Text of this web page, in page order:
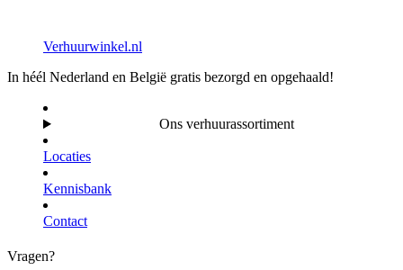
Verhuurwinkel.nl
In héél Nederland en België gratis bezorgd en opgehaald!
Ons verhuurassortiment
Locaties
Kennisbank
Contact
Vragen?